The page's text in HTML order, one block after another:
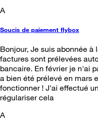
A
Soucis de paiement flybox
Bonjour, Je suis abonnée à
factures sont prélevées
bancaire. En février je n'ai
a bien été prélevé en mars
fonctionner ! J'ai effectué
régulariser cela
A